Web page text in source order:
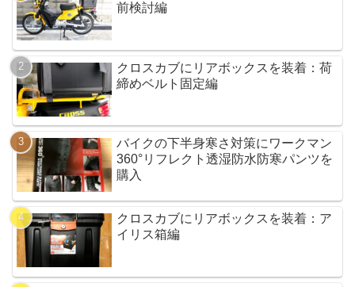
前検討編
クロスカブにリアボックスを装着：荷
締めベルト固定編
バイクの下半身寒さ対策にワークマン
360°リフレクト透湿防水防寒パンツを
購入
クロスカブにリアボックスを装着：ア
イリス箱編